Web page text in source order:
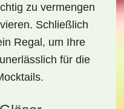
zu vermengen
Schließlich
Regal , um Ihre
für die